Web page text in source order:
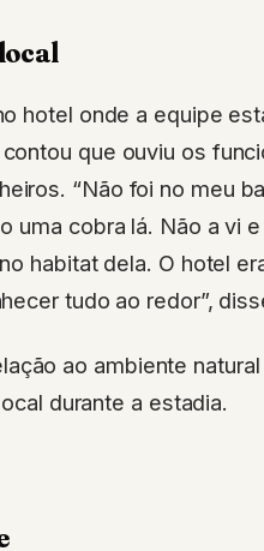
hotel onde a equipe
que ouviu os
“Não foi no meu
uma cobra lá. Não a vi
habitat dela. O hotel
tudo ao redor”,
ao ambiente
durante a estadia.